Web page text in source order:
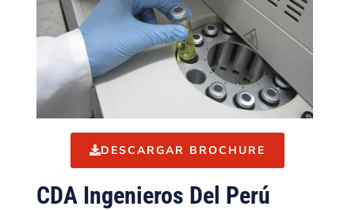
DESCARGAR BROCHURE
CDA Ingenieros Del Perú